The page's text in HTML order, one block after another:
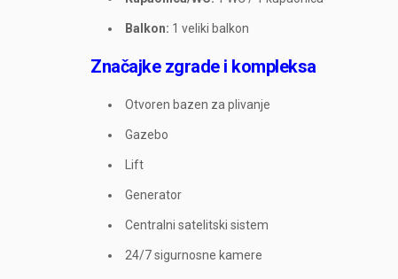
Balkon: 1 veliki balkon
Značajke zgrade i kompleksa
Otvoren bazen za plivanje
Gazebo
Lift
Generator
Centralni satelitski sistem
24/7 sigurnosne kamere